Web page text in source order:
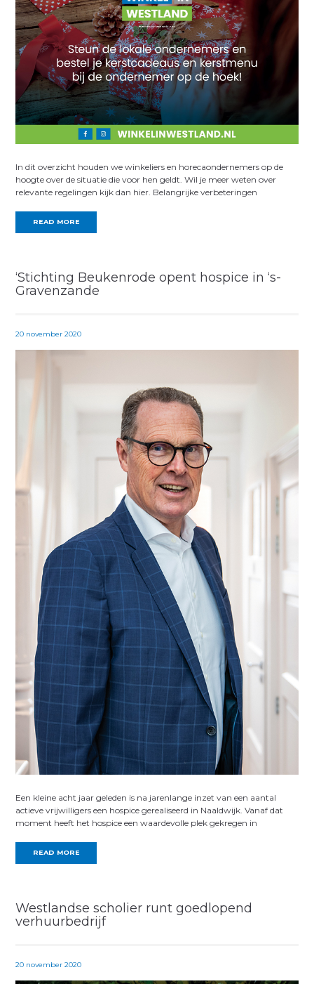
In dit overzicht houden we winkeliers en horecaondernemers op de
hoogte over de situatie die voor hen geldt. Wil je meer weten over
relevante regelingen kijk dan hier. Belangrijke verbeteringen
READ MORE
‘Stichting Beukenrode opent hospice in ‘s-
Gravenzande
20 november 2020
Een kleine acht jaar geleden is na jarenlange inzet van een aantal
actieve vrijwilligers een hospice gerealiseerd in Naaldwijk. Vanaf dat
moment heeft het hospice een waardevolle plek gekregen in
READ MORE
Westlandse scholier runt goedlopend
verhuurbedrijf
20 november 2020